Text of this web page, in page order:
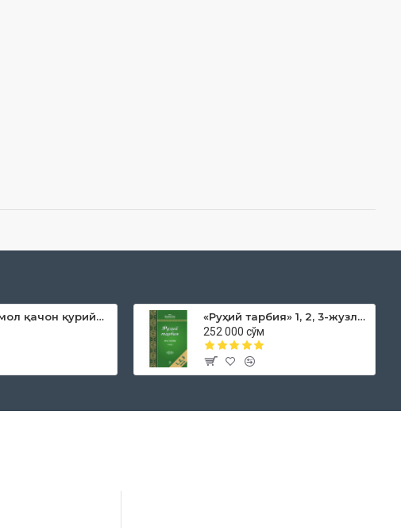
«Дока рўмол қачон қурийди»
«Руҳий тарбия» 1, 2, 3-жузлар
252 000 сўм